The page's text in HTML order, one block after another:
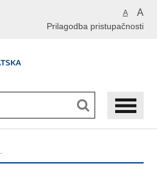
A A
Prilagodba pristupačnosti